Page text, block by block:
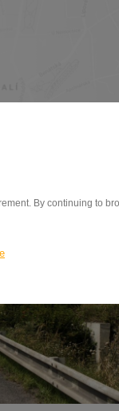
By continuing to